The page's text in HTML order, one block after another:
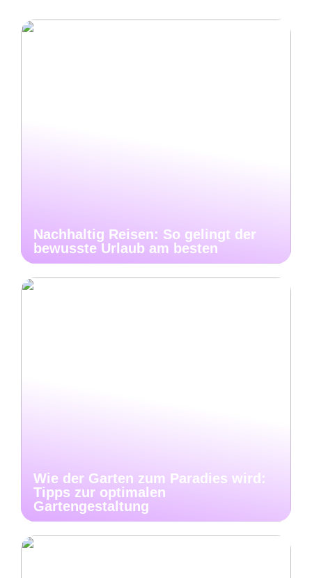
Nachhaltig Reisen: So gelingt der
bewusste Urlaub am besten
Wie der Garten zum Paradies wird:
Tipps zur optimalen
Gartengestaltung